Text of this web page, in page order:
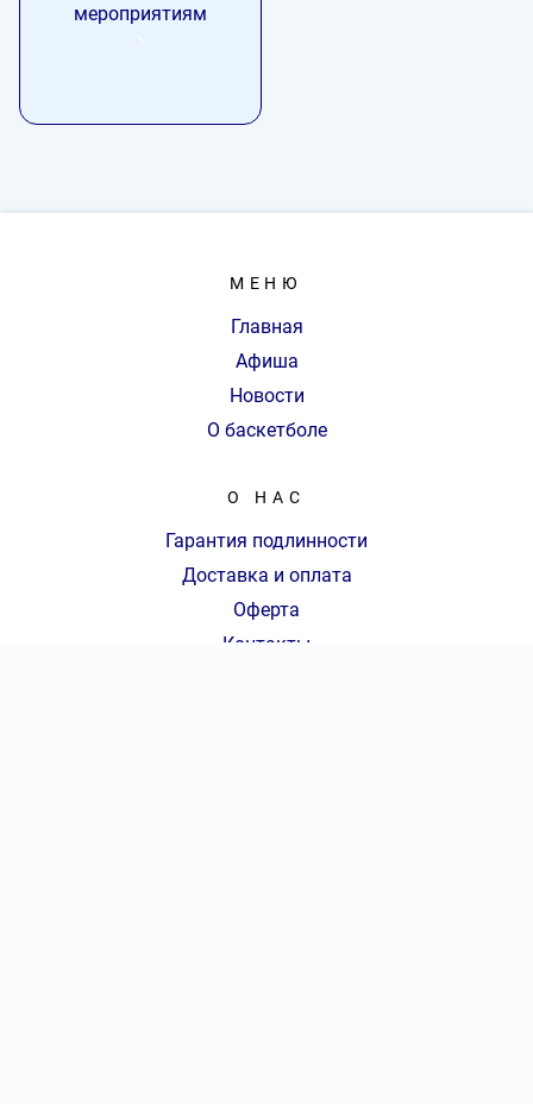
мероприятиям
МЕНЮ
Главная
Афиша
Новости
О баскетболе
О НАС
Гарантия подлинности
Доставка и оплата
Оферта
Контакты